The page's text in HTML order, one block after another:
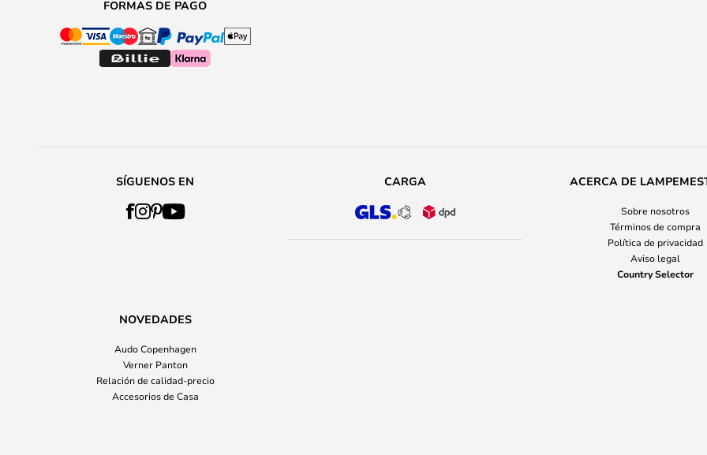
FORMAS DE PAGO
SÍGUENOS EN CARGA ACERCA DE
Sobre nosotros
Términos de compra
Política de privacidad
Aviso legal
Country Selector
NOVEDADES
Audo Copenhagen
Verner Panton
Relación de calidad-precio
Accesorios de Casa